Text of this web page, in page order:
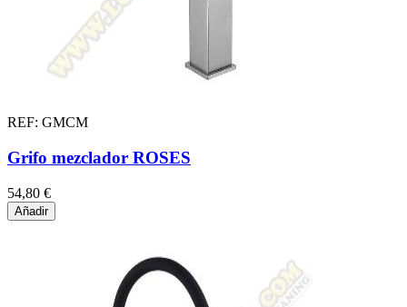
REF: GMCM
Grifo mezclador ROSES
54,80 €
Añadir